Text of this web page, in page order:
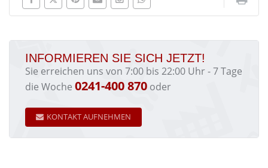
INFORMIEREN SIE SICH JETZT!
Sie erreichen uns von 7:00 bis 22:00 Uhr - 7 Tage
die Woche 0241-400 870 oder
KONTAKT AUFNEHMEN